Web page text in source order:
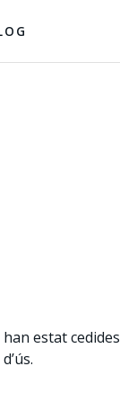
estat cedides